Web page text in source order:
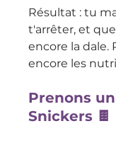
Résultat : tu
t'arrêter, et
encore la dale.
encore les
Prenons
Snickers 🍫